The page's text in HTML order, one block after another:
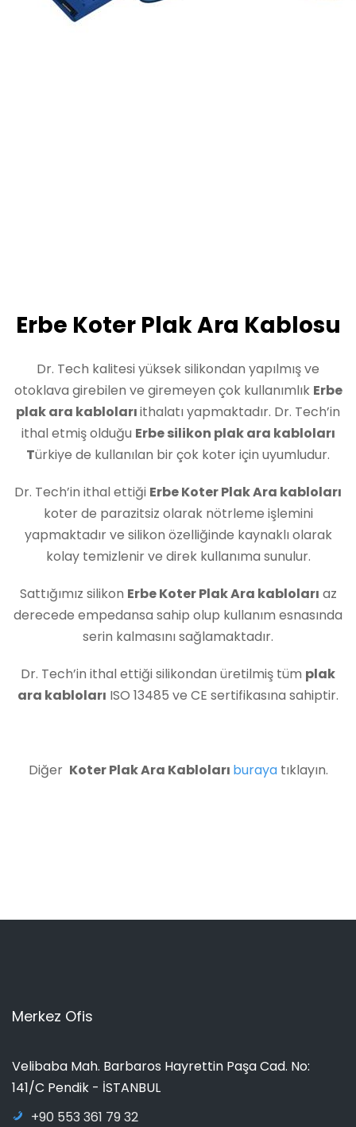
Erbe Koter Plak Ara Kablosu
Dr. Tech kalitesi yüksek silikondan yapılmış ve
otoklava girebilen ve giremeyen çok kullanımlık Erbe
plak ara kablolarıithalatı yapmaktadır. Dr. Tech’in
ithal etmiş olduğu Erbesilikon plak ara kabloları
Türkiye de kullanılan bir çok koter için uyumludur.
Dr. Tech’in ithal ettiği Erbe Koter Plak Ara kabloları
koter de parazitsiz olarak nötrleme işlemini
yapmaktadır ve silikon özelliğinde kaynaklı olarak
kolay temizlenir ve direk kullanıma sunulur.
Sattığımız silikon Erbe Koter Plak Ara kabloları az
derecede empedansa sahip olup kullanım esnasında
serin kalmasını sağlamaktadır.
Dr. Tech’in ithal ettiği silikondan üretilmiş tüm plak
ara kabloları ISO 13485 ve CE sertifikasına sahiptir.
Diğer Koter Plak Ara Kabloları burayatıklayın.
Merkez Ofis
Velibaba Mah. Barbaros Hayrettin Paşa Cad. No:
141/C Pendik - İSTANBUL
+90 553 361 79 32